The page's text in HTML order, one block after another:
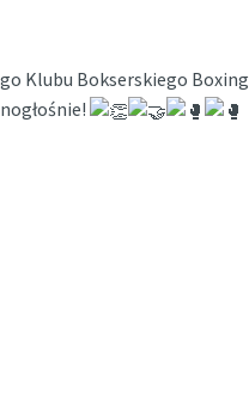
Klubu Bokserskiego Boxing